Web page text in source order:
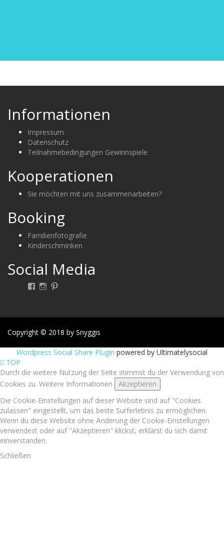
Informationen
Impressum
Datenschutz
Teilnahmebedingungen Gewinnspiele
Kooperationen
Sie möchten mit uns zusammenarbeiten?
Booking
Familienfotografie
Kinderschminken
Social Media
FacebookInstagram
Copyright © 2018 by Snyggis
Wordpress Social Share Plugin powered by Ultimatelysocial
TOP
Durch die weitere Nutzung der Seite stimmst du der Verwendung von
Cookies zu. Weitere Informationen
Akzeptieren
Die Cookie-Einstellungen auf dieser Website sind auf "Cookies
zulassen" eingestellt, um das beste Surferlebnis zu ermöglichen.
Wenn du diese Website ohne Änderung der Cookie-Einstellungen
verwendest oder auf "Akzeptieren" klickst, erklärst du sich damit
einverstanden.
Schließen